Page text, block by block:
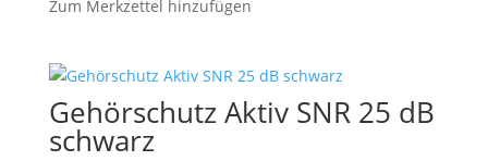
Zum Merkzettel hinzufügen
Gehörschutz Aktiv SNR 25 dB
schwarz